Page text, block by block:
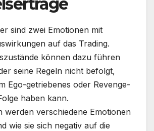
sind zwei Emotionen mit
auf das Trading.
können dazu führen
seine Regeln nicht befolgt,
Ego-getriebenes oder Revenge-
haben kann.
werden verschiedene Emotionen
wie sie sich negativ auf die